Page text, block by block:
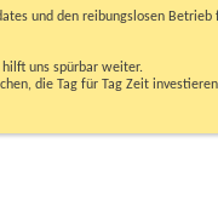
und den reibungslosen
uns spürbar weiter.
die Tag für Tag Zeit